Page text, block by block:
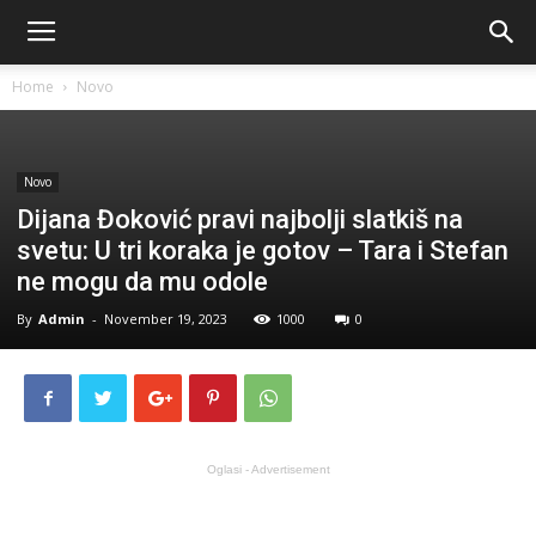
Home Novo
Novo
Dijana Đoković pravi najbolji slatkiš na
svetu: U tri koraka je gotov – Tara i Stefan
ne mogu da mu odole
By Admin - November 19, 2023 1000 0
Oglasi - Advertisement